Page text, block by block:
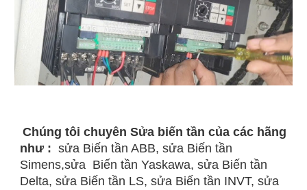
Chúng tôi chuyên Sửa biến tần của các hãng
như : sửa Biến tần ABB, sửa Biến tần
Simens,sửa Biến tần Yaskawa, sửa Biến tần
Delta, sửa Biến tần LS, sửa Biến tần INVT, sửa